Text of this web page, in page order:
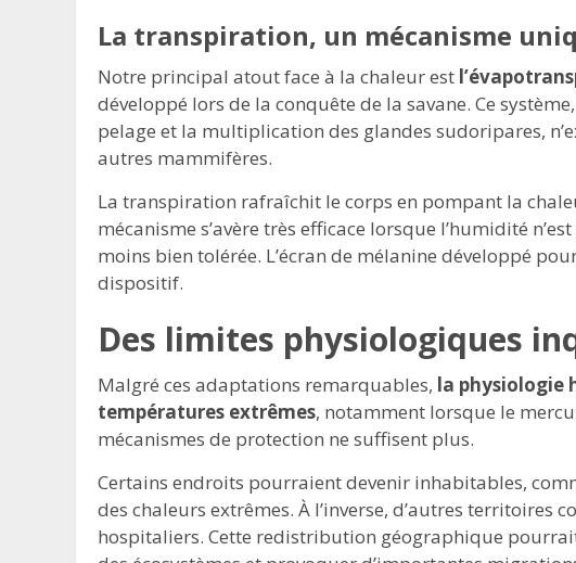
La transpiration, un mécanisme
Notre principal atout face à la chaleur est
développé lors de la conquête de la savane. Ce
pelage et la multiplication des glandes sudoripares,
autres mammifères.
La transpiration rafraîchit le corps en pompant la
mécanisme s’avère très efficace lorsque l’humidité
moins bien tolérée. L’écran de mélanine développé
dispositif.
Des limites physiologiques
Malgré ces adaptations remarquables, la physiologie
températures extrêmes, notamment lorsque le
mécanismes de protection ne suffisent plus.
Certains endroits pourraient devenir inhabitables,
des chaleurs extrêmes. À l’inverse, d’autres territoires
hospitaliers. Cette redistribution géographique